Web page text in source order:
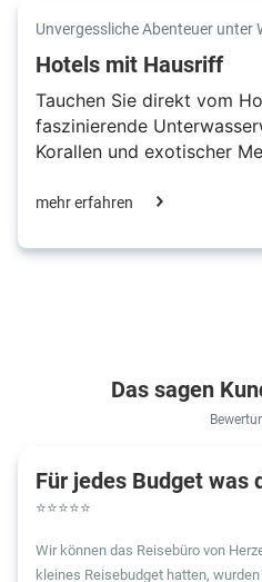
Unvergessliche Abenteuer unter
Hotels mit Hausriff
Tauchen Sie direkt vom
faszinierende
Korallen und exotischer
mehr erfahren
Das sagen
Für jedes Budget was
⭐⭐⭐⭐⭐
Wir können das Reisebüro von
kleines Reisebudget hatten,